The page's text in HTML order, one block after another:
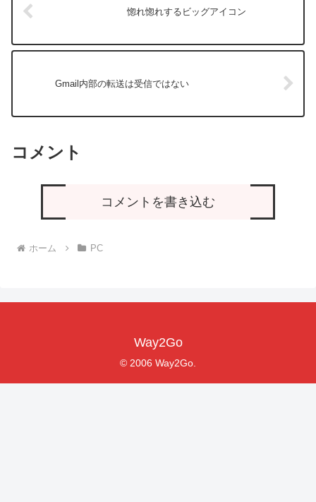
惚れ惚れするビッグアイコン
Gmail内部の転送は受信ではない
コメント
コメントを書き込む
ホーム PC
Way2Go
© 2006 Way2Go.